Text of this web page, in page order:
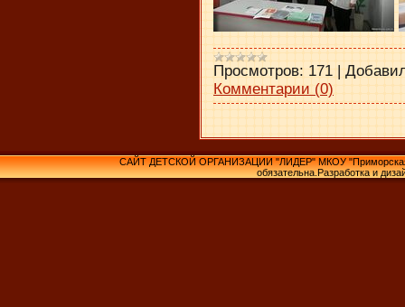
Просмотров: 171 |
Комментарии (0)
САЙТ ДЕТСКОЙ ОРГАНИЗАЦИИ "ЛИДЕР" МКОУ "Приморская
обязательна.Разработка и